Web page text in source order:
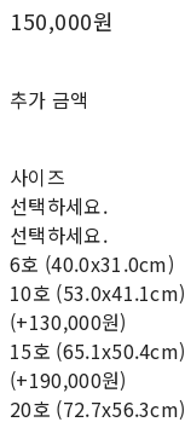
150,000원
추가 금액
사이즈
선택하세요.
선택하세요.
6호 (40.0x31.0cm)
10호 (53.0x41.1cm)
(+130,000원)
15호 (65.1x50.4cm)
(+190,000원)
20호 (72.7x56.3cm)